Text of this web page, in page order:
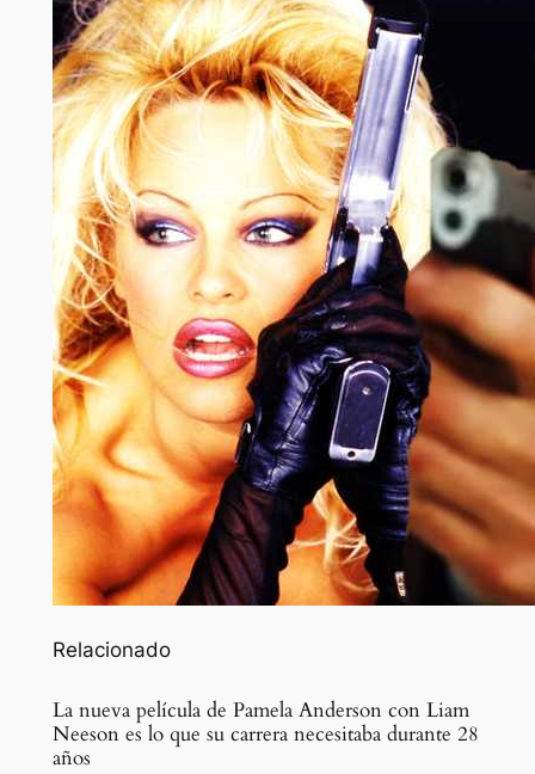
Relacionado
La nueva película de Pamela Anderson con Liam
Neeson es lo que su carrera necesitaba durante 28
años